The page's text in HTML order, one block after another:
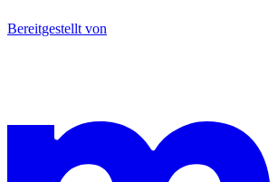
Bereitgestellt von